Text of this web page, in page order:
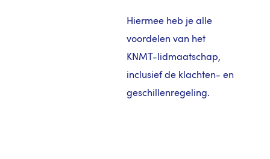
Hiermee heb je alle
voordelen van het
KNMT-lidmaatschap,
inclusief de klachten- en
geschillenregeling.